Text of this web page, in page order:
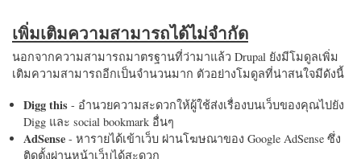
เพิ่มเติมความสามารถได้ไม่จำกัด
นอกจากความสามารถมาตรฐานที่ว่ามาแล้ว Drupal ยังมีโมดูลเพิ่ม
เติมความสามารถอีกเป็นจำนวนมาก ตัวอย่างโมดูลที่น่าสนใจมีดังนี้
Digg this - อำนวยความสะดวกให้ผู้ใช้ส่งเรื่องบนเว็บของคุณไปยัง
Digg และ social bookmark อื่นๆ
AdSense - หารายได้เข้าเว็บ ผ่านโฆษณาของ Google AdSense ซึ่ง
ติดตั้งผ่านหน้าเว็บได้สะดวก